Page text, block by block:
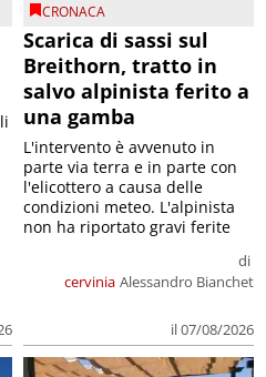
Scarica di sassi sul
Breithorn, tratto in
salvo alpinista ferito a
una gamba
Alessandro Bianchet
L'intervento è avvenuto in
parte via terra e in parte con
l'elicottero a causa delle
condizioni meteo. L'alpinista
non ha riportato gravi ferite